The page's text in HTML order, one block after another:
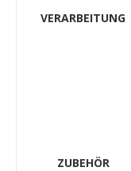
VERARBEITUNG
ZUBEHÖR